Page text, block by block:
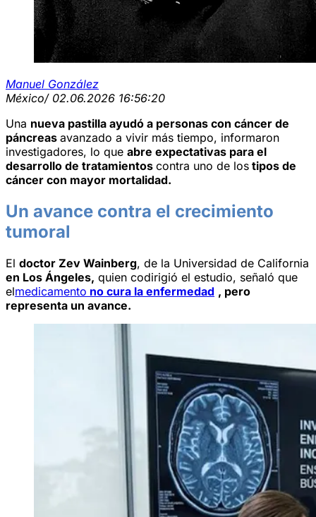
Manuel González
México/ 02.06.2026 16:56:20
Una nueva pastilla ayudó a personas con cáncer de
páncreas avanzado a vivir más tiempo, informaron
investigadores, lo que abre expectativas para el
desarrollo de tratamientos contra uno de los tipos de
cáncer con mayor mortalidad.
Un avance contra el crecimiento
tumoral
El doctor Zev Wainberg, de la Universidad de California
en Los Ángeles, quien codirigió el estudio, señaló que
elmedicamento no cura la enfermedad , pero
representa un avance.